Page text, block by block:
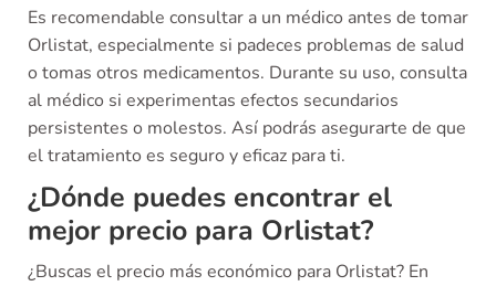
Es recomendable consultar a un médico antes de tomar
Orlistat, especialmente si padeces problemas de salud
o tomas otros medicamentos. Durante su uso, consulta
al médico si experimentas efectos secundarios
persistentes o molestos. Así podrás asegurarte de que
el tratamiento es seguro y eficaz para ti.
¿Dónde puedes encontrar el
mejor precio para Orlistat?
¿Buscas el precio más económico para Orlistat? En